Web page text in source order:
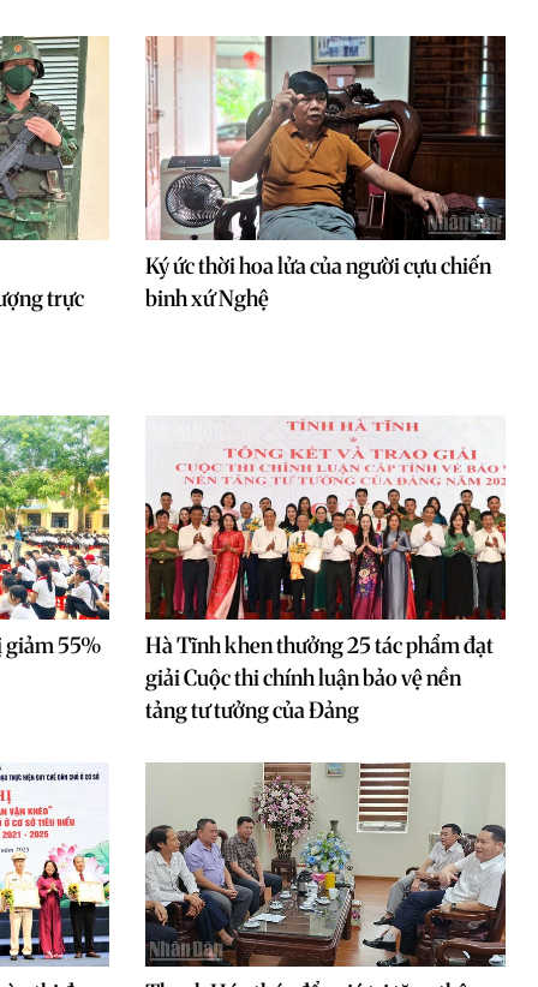
trực
Ký ức thời hoa lửa của người cựu chiến
binh xứ Nghệ
giảm 55%
Hà Tĩnh khen thưởng 25 tác phẩm đạt
giải Cuộc thi chính luận bảo vệ nền
tảng tư tưởng của Đảng